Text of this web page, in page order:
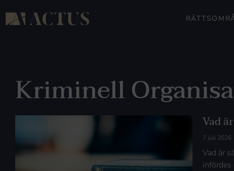
Kriminell
Vad
7 juli 2026
Vad är
infördes